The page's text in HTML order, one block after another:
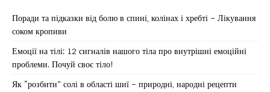
Поради та підказки від болю в спині, колінах і хребті – Лікування
соком кропиви
Емоції на тілі: 12 сигналів нашого тіла про внутрішні емоційні
проблеми. Почуй своє тіло!
Як “розбити” солі в області шиї – природні, народні рецепти